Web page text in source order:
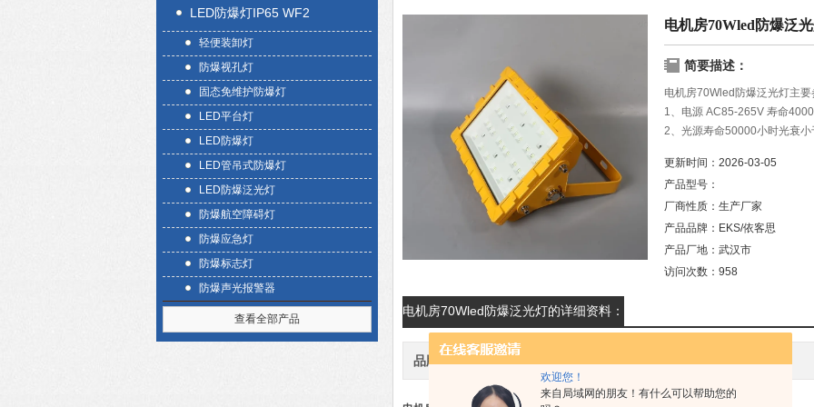
欢迎您！
来自局域网的朋友！有什么可以帮助您的
LED防爆灯IP65 WF2
轻便装卸灯
防爆视孔灯
固态免维护防爆灯
LED平台灯
LED防爆灯
LED管吊式防爆灯
LED防爆泛光灯
防爆航空障碍灯
防爆应急灯
防爆标志灯
防爆声光报警器
查看全部产品
电机房70Wled防爆泛
简要描述：
电机房70Wled防爆泛光灯主要
1、电源 AC85-265V 寿命
2、光源寿命50000小时光衰
4、光效≥100Lm/1W
更新时间： 2026-03-05
产品型号：
厂商性质： 生产厂家
产品品牌： EKS/依客思
产品厂地： 武汉市
访问次数： 958
电机房70Wled防爆泛光灯的详细资料：
品牌